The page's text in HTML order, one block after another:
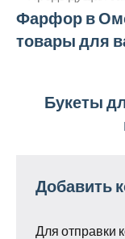
по
Фарфор в
товары для
Букеты
Добавить
Для отправки